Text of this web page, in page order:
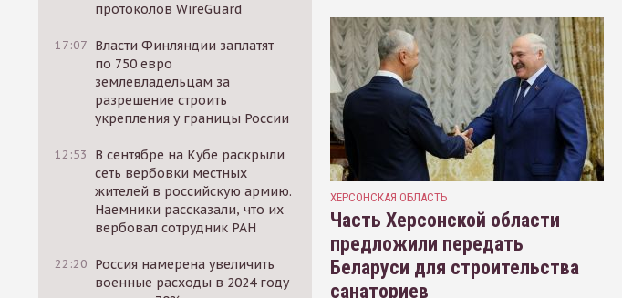
протоколов WireGuard
17:07 Власти Финляндии заплатят
по 750 евро
землевладельцам за
разрешение строить
укрепления у границы России
12:53
В сентябре на Кубе раскрыли
сеть вербовки местных
жителей в российскую армию.
Наемники рассказали, что их
вербовал сотрудник РАН
22:20 Россия намерена увеличить
военные расходы в 2024 году
ХЕРСОНСКАЯ ОБЛАСТЬ
Часть Херсонской области
предложили передать
Беларуси для строительства
санаториев